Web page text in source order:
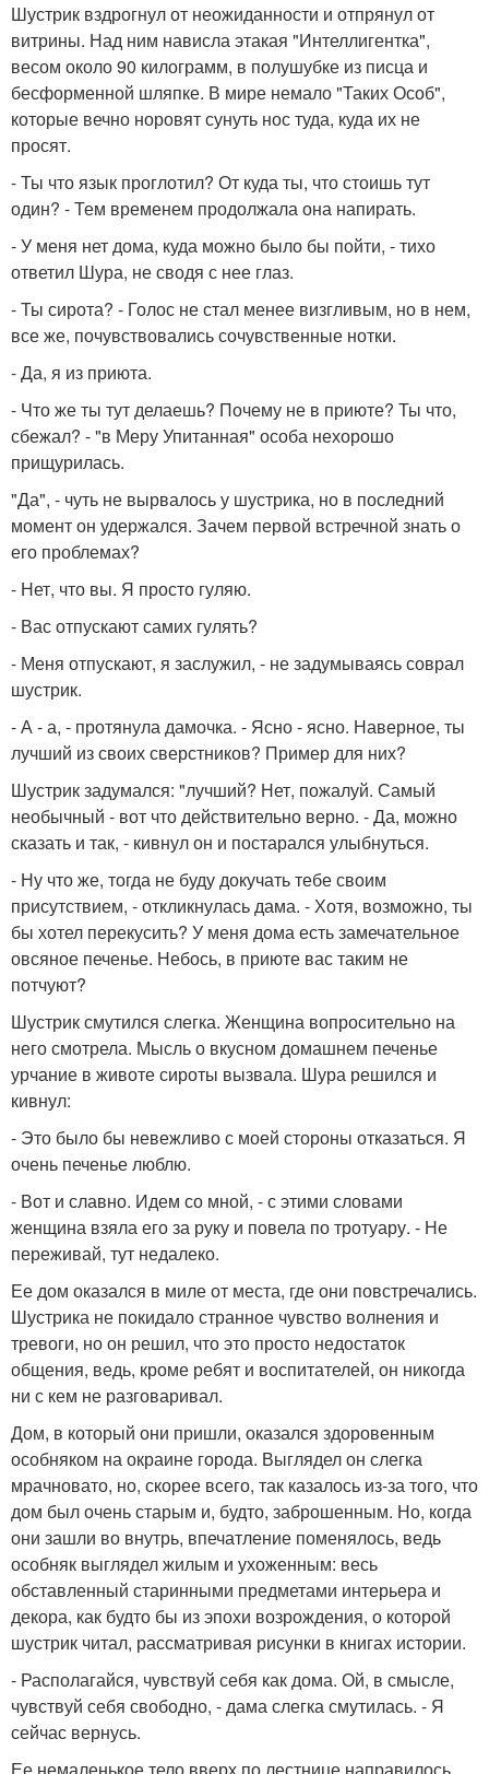
Шустрик вздрогнул от неожиданности и отпрянул от
витрины. Над ним нависла этакая "Интеллигентка",
весом около 90 килограмм, в полушубке из писца и
бесформенной шляпке. В мире немало "Таких Особ",
которые вечно норовят сунуть нос туда, куда их не
просят.
- Ты что язык проглотил? От куда ты, что стоишь тут
один? - Тем временем продолжала она напирать.
- У меня нет дома, куда можно было бы пойти, - тихо
ответил Шура, не сводя с нее глаз.
- Ты сирота? - Голос не стал менее визгливым, но в нем,
все же, почувствовались сочувственные нотки.
- Да, я из приюта.
- Что же ты тут делаешь? Почему не в приюте? Ты что,
сбежал? - "в Меру Упитанная" особа нехорошо
прищурилась.
"Да", - чуть не вырвалось у шустрика, но в последний
момент он удержался. Зачем первой встречной знать о
его проблемах?
- Нет, что вы. Я просто гуляю.
- Вас отпускают самих гулять?
- Меня отпускают, я заслужил, - не задумываясь соврал
шустрик.
- А - а, - протянула дамочка. - Ясно - ясно. Наверное, ты
лучший из своих сверстников? Пример для них?
Шустрик задумался: "лучший? Нет, пожалуй. Самый
необычный - вот что действительно верно. - Да, можно
сказать и так, - кивнул он и постарался улыбнуться.
- Ну что же, тогда не буду докучать тебе своим
присутствием, - откликнулась дама. - Хотя, возможно, ты
бы хотел перекусить? У меня дома есть замечательное
овсяное печенье. Небось, в приюте вас таким не
потчуют?
Шустрик смутился слегка. Женщина вопросительно на
него смотрела. Мысль о вкусном домашнем печенье
урчание в животе сироты вызвала. Шура решился и
кивнул:
- Это было бы невежливо с моей стороны отказаться. Я
очень печенье люблю.
- Вот и славно. Идем со мной, - с этими словами
женщина взяла его за руку и повела по тротуару. - Не
переживай, тут недалеко.
Ее дом оказался в миле от места, где они повстречались.
Шустрика не покидало странное чувство волнения и
тревоги, но он решил, что это просто недостаток
общения, ведь, кроме ребят и воспитателей, он никогда
ни с кем не разговаривал.
Дом, в который они пришли, оказался здоровенным
особняком на окраине города. Выглядел он слегка
мрачновато, но, скорее всего, так казалось из-за того, что
дом был очень старым и, будто, заброшенным. Но, когда
они зашли во внутрь, впечатление поменялось, ведь
особняк выглядел жилым и ухоженным: весь
обставленный старинными предметами интерьера и
декора, как будто бы из эпохи возрождения, о которой
шустрик читал, рассматривая рисунки в книгах истории.
- Располагайся, чувствуй себя как дома. Ой, в смысле,
чувствуй себя свободно, - дама слегка смутилась. - Я
сейчас вернусь.